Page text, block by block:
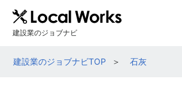
建設業のジョブナビ
建設業のジョブナビTOP 石灰